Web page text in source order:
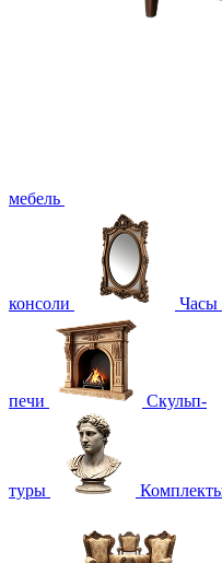
мебель
консоли Часы
печи Скульп-
туры